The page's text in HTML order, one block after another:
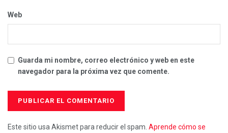
Web
Guarda mi nombre, correo electrónico y web en este
navegador para la próxima vez que comente.
Este sitio usa Akismet para reducir el spam. Aprende cómo se